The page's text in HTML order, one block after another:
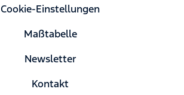
Cookie-Einstellungen
Maßtabelle
Newsletter
Kontakt